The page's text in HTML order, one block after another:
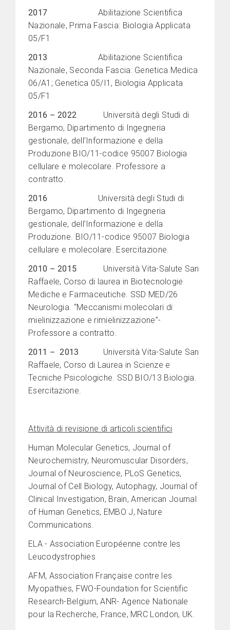
2017Abilitazione Scientifica
Nazionale, Prima Fascia: Biologia Applicata
05/F1
2013Abilitazione Scientifica
Nazionale, Seconda Fascia: Genetica Medica
06/A1; Genetica 05/I1, Biologia Applicata
05/F1
2016 –2022
Università degli Studi di
Bergamo, Dipartimento di Ingegneria
gestionale, dell’Informazione e della
Produzione BIO/11-codice 95007 Biologia
cellulare e molecolare. Professore a
contratto.
2016 Università degli Studi di
Bergamo, Dipartimento di Ingegneria
gestionale, dell’Informazione e della
Produzione. BIO/11-codice 95007 Biologia
cellulare e molecolare. Esercitazione.
2010 – 2015 Università Vita-Salute San
Raffaele, Corso di laurea in Biotecnologie
Mediche e Farmaceutiche. SSD MED/26
Neurologia. “Meccanismi molecolari di
mielinizzazione e rimielinizzazione”-
Professore a contratto.
2011 – 2013 Università Vita-Salute San
Raffaele, Corso di Laurea in Scienze e
Tecniche Psicologiche. SSD BIO/13 Biologia.
Esercitazione.
Attività di revisione di articoli scientifici
Human Molecular Genetics, Journal of
Neurochemistry, Neuromuscular Disorders,
Journal of Neuroscience, PLoS Genetics,
Journal of Cell Biology, Autophagy, Journal of
Clinical Investigation, Brain, American Journal
of Human Genetics, EMBO J, Nature
Communications.
ELA - Association Européenne contre les
Leucodystrophies
AFM, Association Française contre les
Myopathies, FWO-Foundation for Scientific
Research-Belgium, ANR- Agence Nationale
pour la Recherche, France, MRC London, UK.